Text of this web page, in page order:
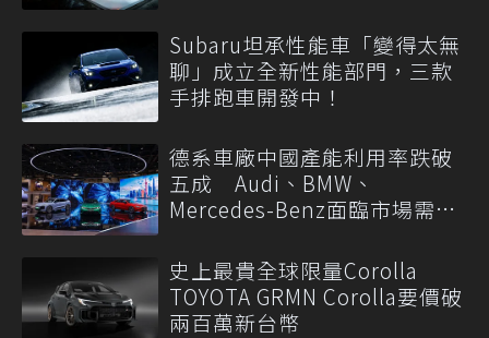
Subaru坦承性能車「變得太無
聊」成立全新性能部門，三款
手排跑車開發中！
德系車廠中國產能利用率跌破
五成 Audi、BMW、
Mercedes-Benz面臨市場需求
史上最貴全球限量Corolla
TOYOTA GRMN Corolla要價破
兩百萬新台幣